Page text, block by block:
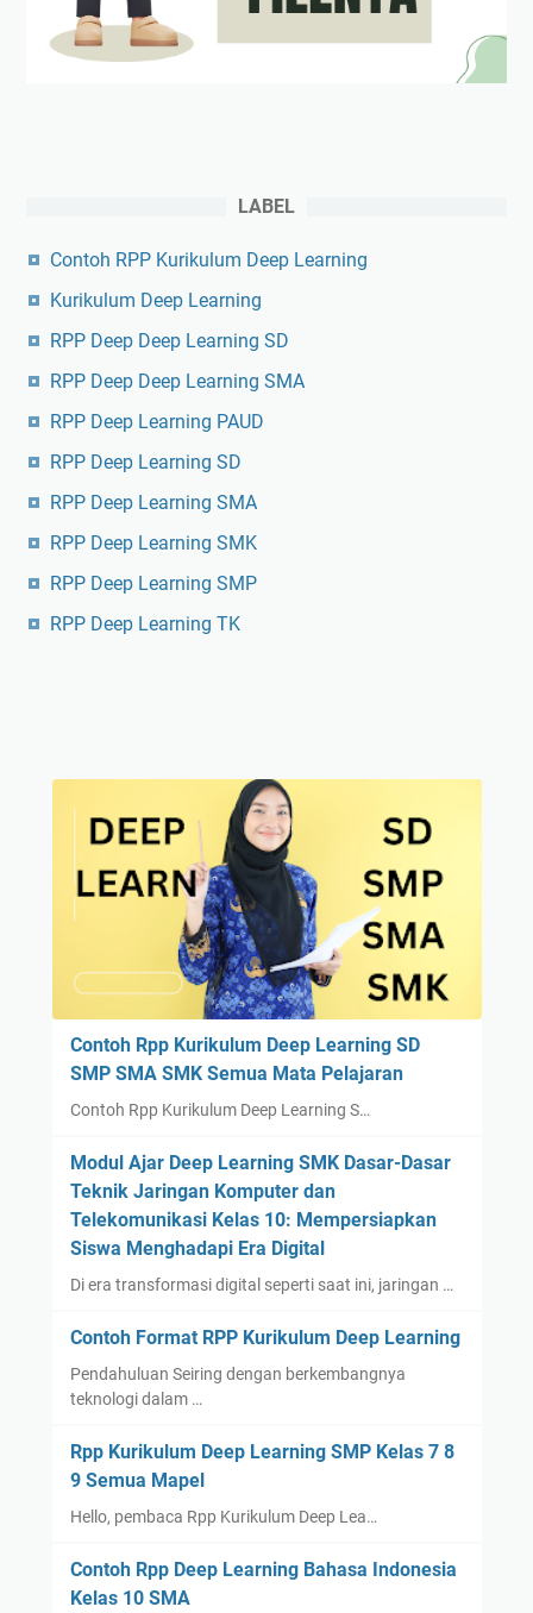
LABEL
Contoh RPP Kurikulum Deep Learning
Kurikulum Deep Learning
RPP Deep Deep Learning SD
RPP Deep Deep Learning SMA
RPP Deep Learning PAUD
RPP Deep Learning SD
RPP Deep Learning SMA
RPP Deep Learning SMK
RPP Deep Learning SMP
RPP Deep Learning TK
Contoh Rpp Kurikulum Deep Learning SD
SMP SMA SMK Semua Mata Pelajaran
Contoh Rpp Kurikulum Deep Learning S…
Modul Ajar Deep Learning SMK Dasar-Dasar
Teknik Jaringan Komputer dan
Telekomunikasi Kelas 10: Mempersiapkan
Siswa Menghadapi Era Digital
Di era transformasi digital seperti saat ini, jaringan …
Contoh Format RPP Kurikulum Deep Learning
Pendahuluan Seiring dengan berkembangnya
teknologi dalam …
Rpp Kurikulum Deep Learning SMP Kelas 7 8
9 Semua Mapel
Hello, pembaca Rpp Kurikulum Deep Lea…
Contoh Rpp Deep Learning Bahasa Indonesia
Kelas 10 SMA